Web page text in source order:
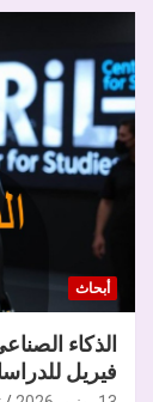
أبحاث
الذكاء
فيريل